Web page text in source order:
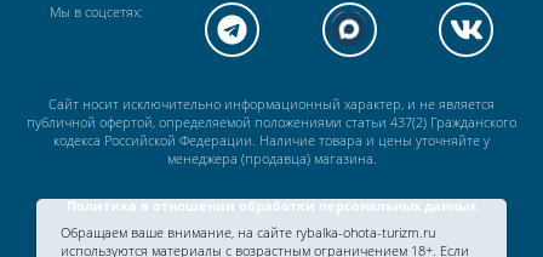
Мы в соцсетях:
Сайт носит исключительно информационный характер, и не является
публичной офертой, определяемой положениями статьи 437(2) Гражданского
кодекса Российской Федерации. Наличие товара и цены уточняйте у
менеджера (продавца) магазина.
Политика в отношении обработки персональных данных
Обращаем ваше внимание, на сайте rybalka-ohota-turizm.ru
используются материалы с возрастным ограничением 18+. Если